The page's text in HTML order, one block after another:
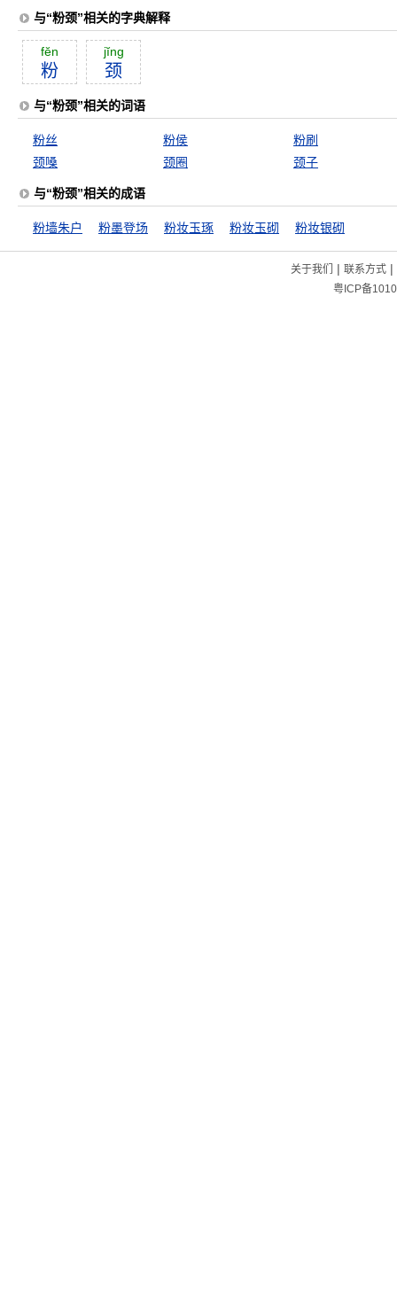
与“粉颈”相关的字典解释
fĕn
粉
jĭng
颈
与“粉颈”相关的词语
粉丝 粉侯
粉刷
颈嗓
颈圈 颈子
与“粉颈”相关的成语
粉墙朱户 粉墨登场 粉妆玉琢 粉妆玉砌 粉妆银砌
关于我们 | 联系方式|
粤ICP备